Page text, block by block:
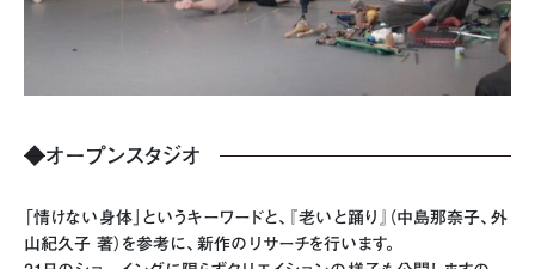
◆オープンスタジオ
「情けない身体」というキーワードと、『老いと踊り』（中島那奈子、外
山紀久子 著）を参考に、新作のリサーチを行います。